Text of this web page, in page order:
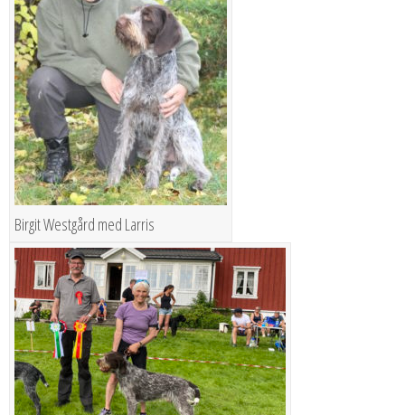
Birgit Westgård med Larris